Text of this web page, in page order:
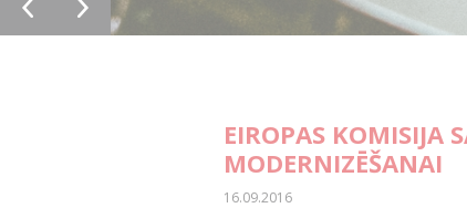
EIROPAS KOMISIJA
MODERNIZĒŠANAI
16.09.2016